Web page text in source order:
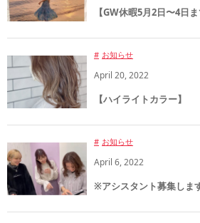
【GW休暇5月2日〜4日ま
お知らせ
April 20,2022
【ハイライトカラー】
お知らせ
April 6,2022
※アシスタント募集しま